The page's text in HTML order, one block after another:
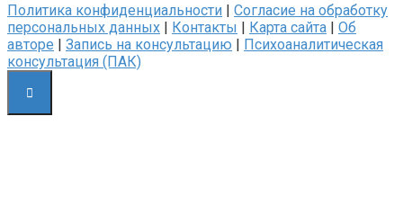
Политика конфиденциальности | Согласие на обработку
персональных данных | Контакты | Карта сайта | Об
авторе | Запись на консультацию | Психоаналитическая
консультация (ПАК)